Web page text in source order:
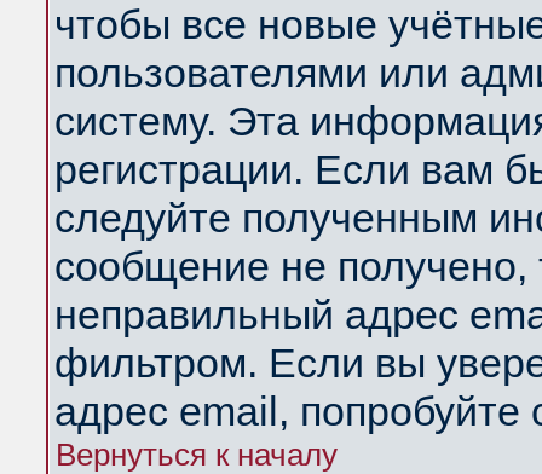
чтобы все новые
пользователями или
систему. Эта
регистрации. Если вам
следуйте полученным
сообщение не получено,
неправильный адрес
фильтром. Если вы
адрес email, попробуйте
Вернуться к началу